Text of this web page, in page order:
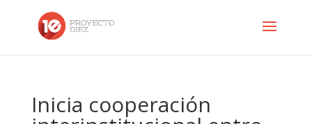
Inicia cooperación